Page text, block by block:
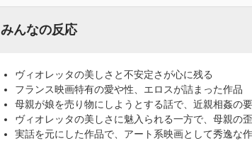
みんなの反応
ヴィオレッタの美しさと不安定さが心に残る
フランス映画特有の愛や性、エロスが詰まった作品
母親が娘を売り物にしようとする話で、近親相姦の
ヴィオレッタの美しさに魅入られる一方で、母親の
実話を元にした作品で、アート系映画として秀逸な